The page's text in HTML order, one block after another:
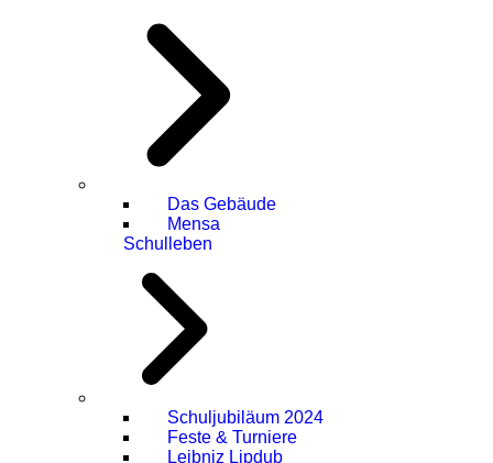
Das Gebäude
Mensa
Schulleben
Schuljubiläum 2024
Feste & Turniere
Leibniz Lipdub